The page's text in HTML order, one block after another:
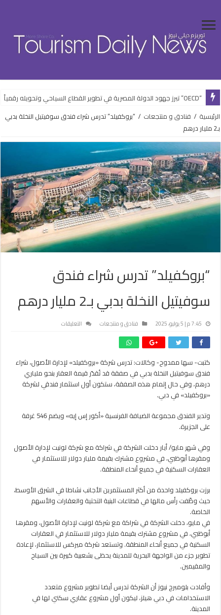
“OECD” تبرز جهود الدولة المصرية في تطوير القطاع السياحي وتحويله رقمياً
الرئيسية / فنادق و منتجعات / “بروكفيلد” تدرس شراء فندق سوفيتيل النخلة بدبي
بـ2 مليار درهم
“بروكفيلد” تدرس شراء فندق
سوفيتيل النخلة بدبي بـ2 مليار درهم
7:45 م | 5 يوليو، 2025 فنادق و منتجعات التعليقات
فندق
سوفيتيل
النخلة
مليار
درهم
كتبت- سها ممدوح- وكالات: تدرس شركة «بروكفيلد» لإدارة الأصول، شراء
فندق سوفيتيل النخلة بدبي في صفقة قد تُقدّر قيمة العقار بنحو ملياري
درهم، وفي حال إتمام هذه الصفقة، ستكون أول استثمار فندقي لشركة
«بروكفيلد» في دبي.
وتدير الفندق مجموعة الضيافة الفرنسية «أكور إس إيه» ويضم 546 غرفة
على الجزيرة.
وفي شهر مايو/ أيار دخلت الشركة في شراكة مع شركة لونيت لإدارة الأصول
ومقرها أبوظبي، في مشروع مشترك بقيمة مليار دولار للاستثمار في
العقارات السكنية في جميع أنحاء المنطقة.
برزت بروكفيلد واحدة من أكثر المستثمرين الأجانب نشاطا في الشرق الأوسط،
حيث وظّفت رأس مالها في قطاعات البنية التحتية والعقارات والأسهم
الخاصة.
في مايو، دخلت الشركة في شراكة مع شركة لونيت لإدارة الأصول، ومقرها
أبوظبي، في مشروع مشترك بقيمة مليار دولار للاستثمار في العقارات
السكنية في جميع أنحاء المنطقة. وتستعد شركة ميركس للاستثمار، لإعادة
تطوير جزء من الواجهة البحرية للمدينة يحظى بشعبية كبيرة بين السياح
والمقيمين.
وأفادت بلومبرج نيوز أن الشركة تدرس أيضا تطوير مشروع متعدد
الاستخدامات في دبي هيلز، ليكون أول مشروع عقاري سكني لها في
المدينة.